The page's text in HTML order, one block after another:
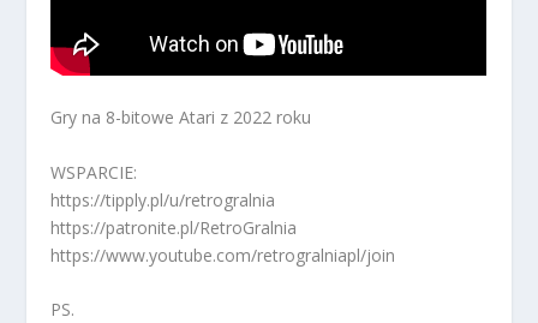
Gry na 8-bitowe Atari z 2022 roku
WSPARCIE:
https://tipply.pl/u/retrogralnia
https://patronite.pl/RetroGralnia
https://www.youtube.com/retrogralniapl/join
PS.